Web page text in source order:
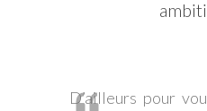
D’ailleurs pour